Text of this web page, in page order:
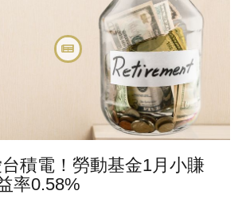
積電！勞動基金1月小賺
率0.58%